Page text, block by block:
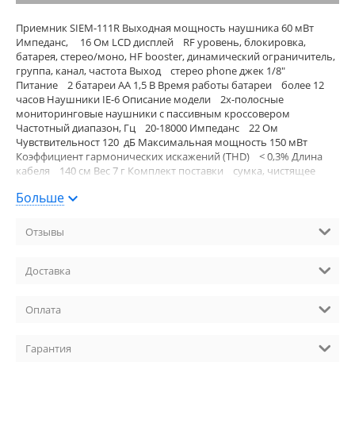
Приемник SIEM-111R Выходная мощность наушника 60 мВт
Импеданс, 16 Ом LCD дисплей RF уровень, блокировка,
батарея, стерео/моно, HF booster, динамический ограничитель,
группа, канал, частота Выход стерео phone джек 1/8"
Питание 2 батареи AA 1,5 В Время работы батареи более 12
часов Наушники IE-6 Описание модели 2х-полосные
мониторинговые наушники с пассивным кроссовером
Частотный диапазон, Гц 20-18000 Импеданс 22 Ом
Чувствительност 120 дБ Максимальная мощность 150 мВт
Коэффициент гармонических искажений (THD) < 0,3% Длина
кабеля 140 см Вес 7 г Комплект поставки сумка, чистящее
большие)
Больше
Отзывы
Доставка
Оплата
Гарантия